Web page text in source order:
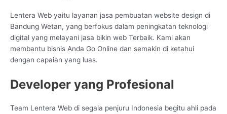
Lentera Web yaitu layanan jasa pembuatan website design di
Bandung Wetan, yang berfokus dalam peningkatan teknologi
digital yang melayani jasa bikin web Terbaik. Kami akan
membantu bisnis Anda Go Online dan semakin di ketahui
dengan capaian yang luas.
Developer yang Profesional
Team Lentera Web di segala penjuru Indonesia begitu ahli pada